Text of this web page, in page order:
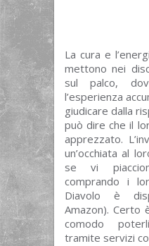
La cura e
mettono nei
sul palco,
l’esperienza
giudicare dalla
può dire che il
apprezzato.
un’occhiata al
se vi
comprando i
Diavolo è
Amazon). Certo
comodo
tramite servizi